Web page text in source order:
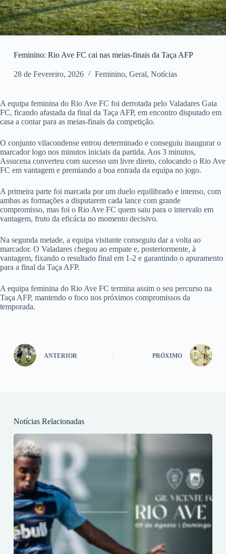
Feminino: Rio Ave FC cai nas meias-finais da Taça AFP
28 de Fevereiro, 2026 Feminino, Geral, Notícias
A equipa feminina do Rio Ave FC foi derrotada pelo Valadares Gaia
FC, ficando afastada da final da Taça AFP, em encontro disputado em
casa a contar para as meias-finais da competição.
O conjunto vilacondense entrou determinado e conseguiu inaugurar o
marcador logo nos minutos iniciais da partida. Aos 3 minutos,
Assucena converteu com sucesso um livre direto, colocando o Rio Ave
FC em vantagem e premiando a boa entrada da equipa no jogo.
A primeira parte foi marcada por um duelo equilibrado e intenso, com
ambas as formações a disputarem cada lance com grande
compromisso, mas foi o Rio Ave FC quem saiu para o intervalo em
vantagem, fruto da eficácia no momento decisivo.
Na segunda metade, a equipa visitante conseguiu dar a volta ao
marcador. O Valadares chegou ao empate e, posteriormente, à
vantagem, fixando o resultado final em 1-2 e garantindo o apuramento
para a final da Taça AFP.
A equipa feminina do Rio Ave FC termina assim o seu percurso na
Taça AFP, mantendo o foco nos próximos compromissos da
temporada.
ANTERIOR PRÓXIMO
Notícias Relacionadas